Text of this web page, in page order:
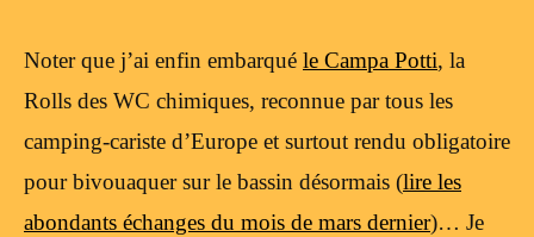
Noter que j’ai enfin embarqué le Campa Potti, la
Rolls des WC chimiques, reconnue par tous les
camping-cariste d’Europe et surtout rendu obligatoire
pour bivouaquer sur le bassin désormais (lire les
abondants échanges du mois de mars dernier)… Je